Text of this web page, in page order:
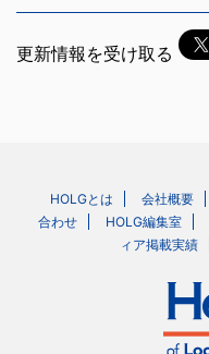
更新情報を受け取る
HOLGとは 会社概要
合わせ
HOLG編集室
ィア掲載実績